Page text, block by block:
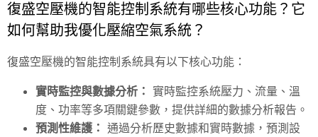
復盛空壓機的智能控制系統有哪些核心功能？它
如何幫助我優化壓縮空氣系統？
復盛空壓機的智能控制系統具有以下核心功能：
實時監控與數據分析： 實時監控系統壓力、流量、溫
度、功率等多項關鍵參數，提供詳細的數據分析報告。
預測性維護： 通過分析歷史數據和實時數據，預測設